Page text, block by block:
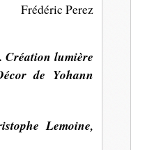
Frédéric Perez
Création lumière
de Yohann
Lemoine,